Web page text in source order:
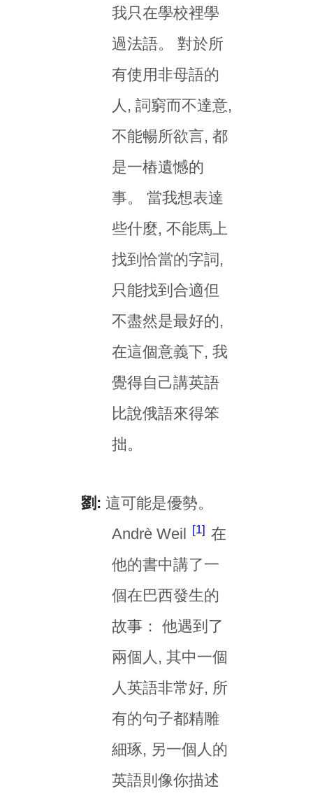
我只在學校裡學
過法語。 對於所
有使用非母語的
人, 詞窮而不達意,
不能暢所欲言, 都
是一樁遺憾的
事。 當我想表達
些什麼, 不能馬上
找到恰當的字詞,
只能找到合適但
不盡然是最好的,
在這個意義下, 我
覺得自己講英語
比說俄語來得笨
拙。
劉: 這可能是優勢。
Andrè Weil
1
在
他的書中講了一
個在巴西發生的
故事： 他遇到了
兩個人, 其中一個
人英語非常好, 所
有的句子都精雕
細琢, 另一個人的
英語則像你描述